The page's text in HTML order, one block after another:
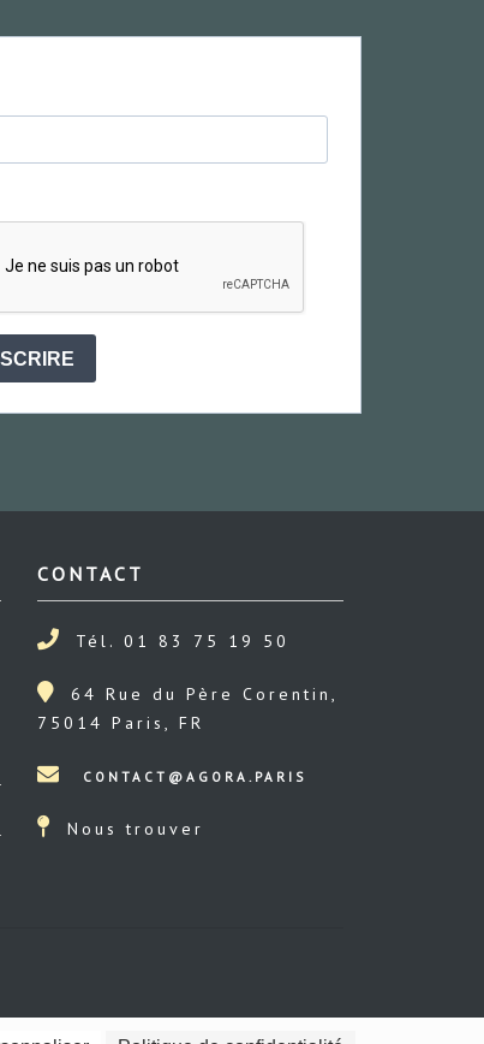
CONTACT
Tél. 01 83 75 19 50
64 Rue du Père Corentin,
75014 Paris, FR
Nous trouver